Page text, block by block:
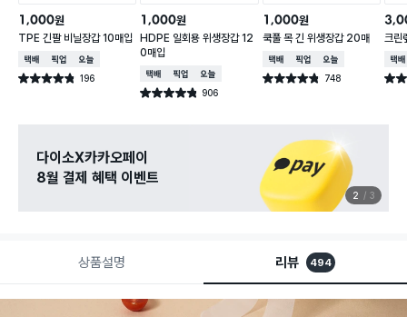
1,000원
TPE 긴팔 비닐장갑 10매입
택배배송매장픽업오늘배송
별점 4.8점 196
건 작성
1,000원
HDPE 일회용 위생장갑 12
0매입
택배배송매장픽업오늘배송
별점 4.8점 906
건 작성
1,000원
쿡풀 목 긴 위생장갑 20매
택배배송매장픽업오늘배송
별점 4.8점 748
건 작성
크린
택배
별점
다이소X카카오페이
8월 결제 혜택 이벤트
2 3
상품설명 리뷰 494